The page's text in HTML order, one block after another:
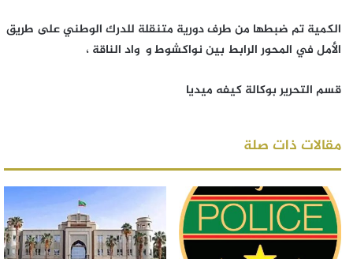
الكمية تم ضبطها من طرف دورية متنقلة للدرك الوطني على طريق
الأمل في المحور الرابط بين نواكشوط و واد الناقة ،
قسم التحرير بوكالة كيفه ميديا
مقالات ذات صلة